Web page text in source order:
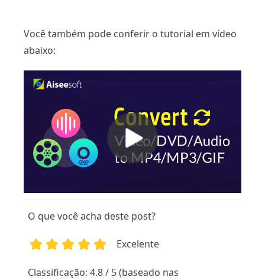
Você também pode conferir o tutorial em vídeo
abaixo:
O que você acha deste post?
Excelente
Classificação: 4.8 / 5 (baseado nas